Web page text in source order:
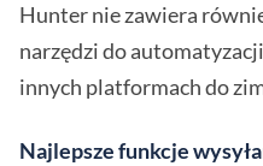
Hunter nie zawiera
narzędzi do
innych platformach do
Najlepsze funkcje